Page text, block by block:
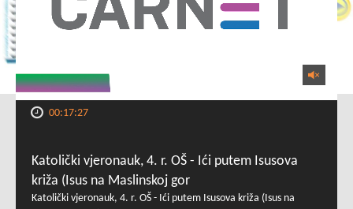
00:17:27
Katolički vjeronauk, 4. r. OŠ - Ići putem Isusova
križa (Isus na Maslinskoj gor
Katolički vjeronauk, 4. r. OŠ - Ići putem Isusova križa (Isus na